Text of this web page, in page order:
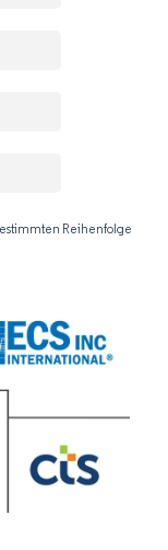
Reihenfolge